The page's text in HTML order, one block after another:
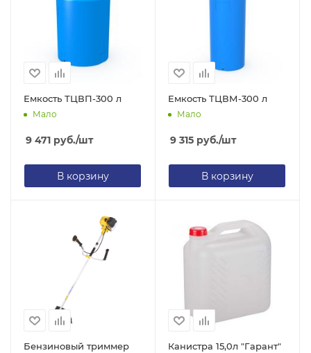
Емкость ТЦВП-300 л
Мало
9 471 руб./шт
В корзину
Емкость ТЦВМ-300 л
Мало
9 315 руб./шт
В корзину
Бензиновый триммер
Канистра 15,0л "Гарант"